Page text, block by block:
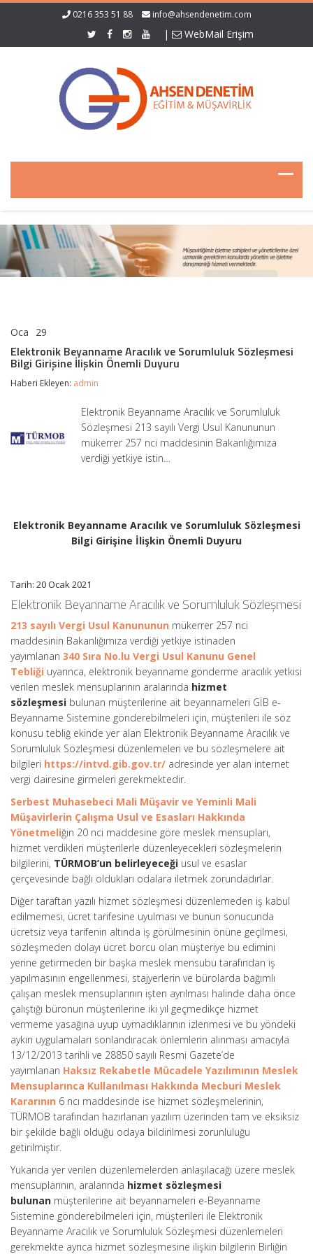
0216 353 51 88 info@ahsendenetim.com
| WebMail Erişim
Oca 29
Aracılık
ve
Sorumluluk
Girişine
İlişkin
Önemli
Elektronik Beyanname Aracılık ve Sorumluluk Sözleşmesi
Bilgi Girişine İlişkin Önemli Duyuru
Haberi Ekleyen: admin
Elektronik Beyanname Aracılık ve Sorumluluk
Sözleşmesi 213 sayılı Vergi Usul Kanununun
mükerrer 257 nci maddesinin Bakanlığımıza
verdiği yetkiye istin…
Elektronik Beyanname Aracılık ve Sorumluluk Sözleşmesi
Bilgi Girişine İlişkin Önemli Duyuru
Tarih: 20 Ocak 2021
Elektronik Beyanname Aracılık ve Sorumluluk Sözleşmesi
213 sayılı Vergi Usul Kanununun mükerrer 257 nci
maddesinin Bakanlığımıza verdiği yetkiye istinaden
yayımlanan 340 Sıra No.lu Vergi Usul Kanunu Genel
Tebliği uyarınca, elektronik beyanname gönderme aracılık yetkisi
verilen meslek mensuplarının aralarında hizmet
sözleşmesi bulunan müşterilerine ait beyannameleri GİB e-
Beyanname Sistemine gönderebilmeleri için, müşterileri ile söz
konusu tebliğ ekinde yer alan Elektronik Beyanname Aracılık ve
Sorumluluk Sözleşmesi düzenlemeleri ve bu sözleşmelere ait
bilgileri https://intvd.gib.gov.tr/ adresinde yer alan internet
vergi dairesine girmeleri gerekmektedir.
Serbest Muhasebeci Mali Müşavir ve Yeminli Mali
Müşavirlerin Çalışma Usul ve Esasları Hakkında
Yönetmeliğin 20 nci maddesine göre meslek mensupları,
hizmet verdikleri müşterilerle düzenleyecekleri sözleşmelerin
bilgilerini, TÜRMOB’un belirleyeceği usul ve esaslar
çerçevesinde bağlı oldukları odalara iletmek zorundadırlar.
Diğer taraftan yazılı hizmet sözleşmesi düzenlemeden iş kabul
edilmemesi, ücret tarifesine uyulması ve bunun sonucunda
ücretsiz veya tarifenin altında iş görülmesinin önüne geçilmesi,
sözleşmeden dolayı ücret borcu olan müşteriye bu edimini
yerine getirmeden bir başka meslek mensubu tarafından iş
yapılmasının engellenmesi, stajyerlerin ve bürolarda bağımlı
çalışan meslek mensuplarının işten ayrılması halinde daha önce
çalıştığı büronun müşterilerine iki yıl geçmedikçe hizmet
vermeme yasağına uyup uymadıklarının izlenmesi ve bu yöndeki
aykırı uygulamaları sonlandıracak önlemlerin alınması amacıyla
13/12/2013 tarihli ve 28850 sayılı Resmi Gazete’de
yayımlanan Haksız Rekabetle Mücadele Yazılımının Meslek
Mensuplarınca Kullanılması Hakkında Mecburi Meslek
Kararının 6 ncı maddesinde ise hizmet sözleşmelerinin,
TÜRMOB tarafından hazırlanan yazılım üzerinden tam ve eksiksiz
bir şekilde bağlı olduğu odaya bildirilmesi zorunluluğu
getirilmiştir.
Yukarıda yer verilen düzenlemelerden anlaşılacağı üzere meslek
mensuplarının, aralarında hizmet sözleşmesi
bulunan müşterilerine ait beyannameleri e-Beyanname
Sistemine gönderebilmeleri için, müşterileri ile Elektronik
Beyanname Aracılık ve Sorumluluk Sözleşmesi düzenlemeleri
gerekmekte ayrıca hizmet sözleşmesine ilişkin bilgilerin Birliğin